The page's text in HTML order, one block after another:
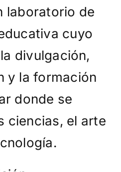
laboratorio de
cuyo
divulgación,
y la formación
donde se
ciencias, el arte